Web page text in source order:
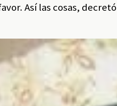
Así las cosas,